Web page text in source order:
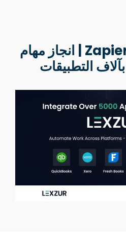
تكامل Lexzur مع Zapier | انجاز مهام
التطبيقات